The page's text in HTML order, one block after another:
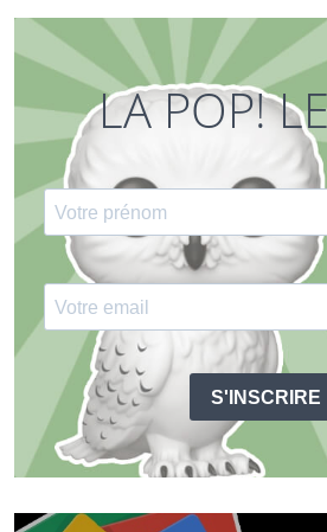
LA POP!
S'INSCRIRE